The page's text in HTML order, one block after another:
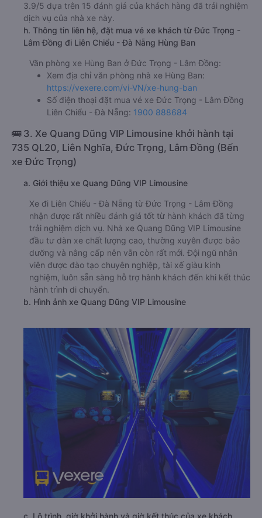
3.9/5 dựa trên 15 đánh giá của khách hàng đã trải nghiệm
dịch vụ của nhà xe này.
h. Thông tin liên hệ, đặt mua vé xe khách từ Đức Trọng -
Lâm Đồng đi Liên Chiểu - Đà Nẵng Hùng Ban
Văn phòng xe Hùng Ban ở Đức Trọng - Lâm Đồng:
Xem địa chỉ văn phòng nhà xe Hùng Ban:
https://vexere.com/vi-VN/xe-hung-ban
Số điện thoại đặt mua vé xe Đức Trọng - Lâm Đồng
Liên Chiểu - Đà Nẵng: 1900 888684
🚌 3. Xe Quang Dũng VIP Limousine khởi hành tại
735 QL20, Liên Nghĩa, Đức Trọng, Lâm Đồng (Bến
xe Đức Trọng)
a. Giới thiệu xe Quang Dũng VIP Limousine
Xe đi Liên Chiểu - Đà Nẵng từ Đức Trọng - Lâm Đồng
nhận được rất nhiều đánh giá tốt từ hành khách đã từng
trải nghiệm dịch vụ. Nhà xe Quang Dũng VIP Limousine
đầu tư dàn xe chất lượng cao, thường xuyên được bảo
dưỡng và nâng cấp nên vẫn còn rất mới. Đội ngũ nhân
viên được đào tạo chuyên nghiệp, tài xế giàu kinh
nghiệm, luôn sẵn sàng hỗ trợ hành khách đến khi kết thúc
hành trình di chuyển.
b. Hình ảnh xe Quang Dũng VIP Limousine
c. Lộ trình, giờ khởi hành và giờ kết thúc của xe khách